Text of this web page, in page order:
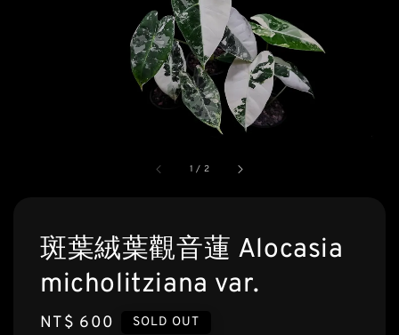
1 / 2
斑葉絨葉觀音蓮 Alocasia
micholitziana var.
Regular
NT$ 600 SOLD OUT